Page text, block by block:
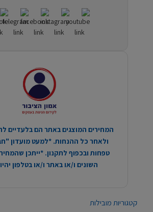
קטגוריות מובילות
המחירים המוצגים באתר הם בלעדיים
ולאחר כל ההנחות. *למעט מועדון
טפחות ובכפוף לתקנון. *ייתכן
השונים ו/או באתר ו/או בטלפון